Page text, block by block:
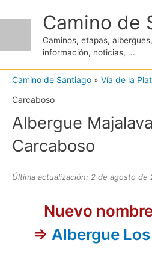
contenido
Camino de
Caminos, etapas,
información, noticias, ...
Camino de Santiago » Vía de la
Carcaboso
Albergue
Carcaboso
Última actualización: 2 de agosto de
Nuevo
⇒ Albergue